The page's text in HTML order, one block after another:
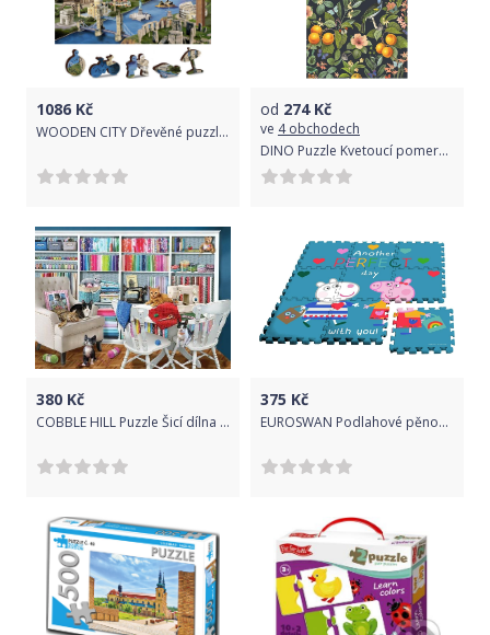
1086 Kč
WOODEN CITY Dřevěné puzzle Světové památky 2v1, 600 dílků EKO
od 274Kč
ve 4 obchodech
DINO Puzzle Kvetoucí pomeranče 1000 dílků
380 Kč
COBBLE HILL Puzzle Šicí dílna 1000 dílků
375 Kč
EUROSWAN Podlahové pěnové puzzle Peppa Pig 9 dílků 30x30x1 cm